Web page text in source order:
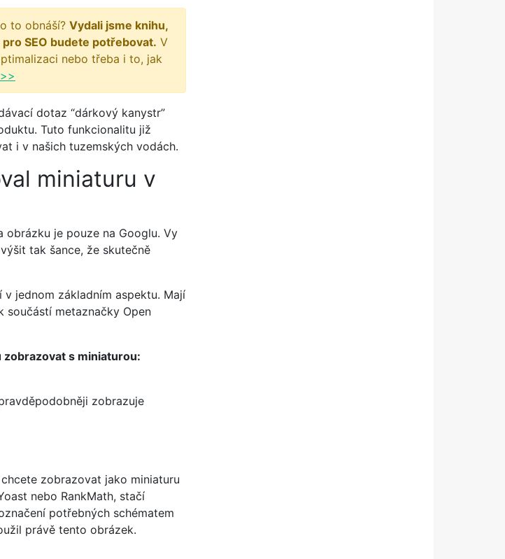
to obnáší? Vydali jsme knihu,
SEO budete potřebovat. V
nebo třeba i to, jak
dotaz “dárkový kanystr”
Tuto funkcionalitu již
i v našich tuzemských vodách.
miniaturu v
obrázku je pouze na Googlu. Vy
tak šance, že skutečně
jednom základním aspektu. Mají
součástí metaznačky Open
zobrazovat s miniaturou:
zobrazuje
zobrazovat jako miniaturu
nebo RankMath, stačí
potřebných schématem
právě tento obrázek.